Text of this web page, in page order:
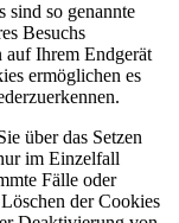
sind so genannte
Besuchs
auf Ihrem Endgerät
ermöglichen es
über das Setzen
im Einzelfall
Fälle oder
der Cookies